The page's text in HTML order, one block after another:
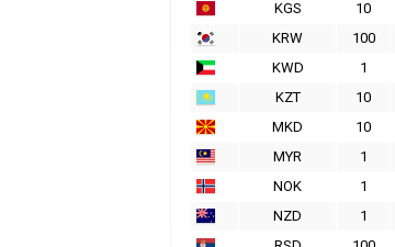
KGS
10
KRW
100
KWD
1
KZT
10
MKD
10
MYR
1
NOK
1
NZD
1